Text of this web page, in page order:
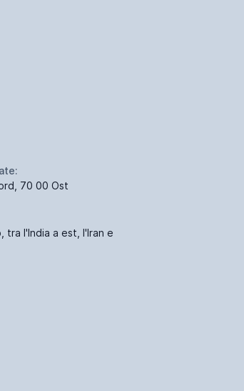
70 00 Ost
tra l'India a est, l'Iran e